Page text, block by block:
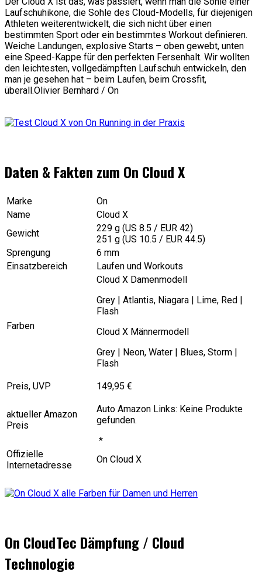
Laufschuhikone, die Sohle des Cloud-Modells, für diejenigen
Athleten weiterentwickelt, die sich nicht über einen
bestimmten Sport oder ein bestimmtes Workout definieren.
Weiche Landungen, explosive Starts – oben gewebt, unten
eine Speed-Kappe für den perfekten Fersenhalt. Wir wollten
den leichtesten, vollgedämpften Laufschuh entwickeln, den
man je gesehen hat – beim Laufen, beim Crossfit,
überall.Olivier Bernhard / On
Daten & Fakten zum On Cloud X
Marke
On
Name
Cloud X
Gewicht
229 g (US 8.5 / EUR 42)
251 g (US 10.5 / EUR 44.5)
Sprengung
6 mm
Einsatzbereich
Laufen und Workouts
Farben
Cloud X Damenmodell
Grey | Atlantis, Niagara | Lime, Red |
Flash
Cloud X Männermodell
Grey | Neon, Water | Blues, Storm |
Flash
Preis, UVP 149,95 €
aktueller Amazon
Preis
Auto Amazon Links: Keine Produkte
gefunden.
*
Offizielle
Internetadresse
On Cloud X
On CloudTec Dämpfung / Cloud
Technologie